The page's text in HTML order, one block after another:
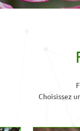
Choisissez